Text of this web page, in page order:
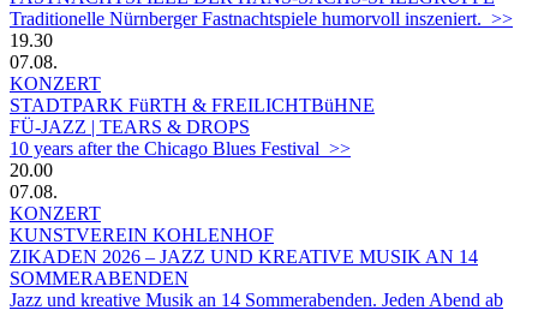
Traditionelle Nürnberger Fastnachtspiele humorvoll inszeniert. >>
19.30
07.08.
KONZERT
STADTPARK FüRTH & FREILICHTBüHNE
FÜ-JAZZ | TEARS & DROPS
10 years after the Chicago Blues Festival >>
20.00
07.08.
KONZERT
KUNSTVEREIN KOHLENHOF
ZIKADEN 2026 – JAZZ UND KREATIVE MUSIK AN 14
SOMMERABENDEN
Jazz und kreative Musik an 14 Sommerabenden. Jeden Abend ab